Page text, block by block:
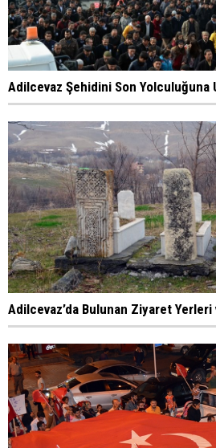
Adilcevaz Şehidini Son Yolculuğuna
Adilcevaz’da Bulunan Ziyaret